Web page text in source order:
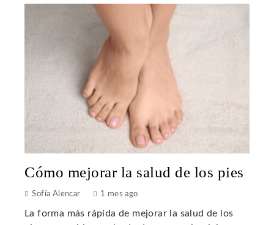
Cómo mejorar la salud de los pies
Sofía Alencar 1 mes ago
La forma más rápida de mejorar la salud de los